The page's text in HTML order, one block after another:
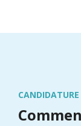
CANDIDATURE